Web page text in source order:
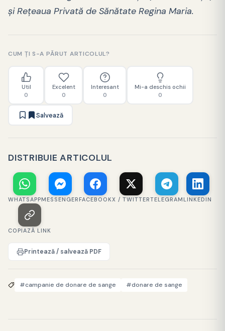
şi Reţeaua Privată de Sănătate Regina Maria.
CUM ȚI S-A PĂRUT ARTICOLUL?
Util
0
Excelent
0
Interesant
0
Mi-a deschis ochii
0
Salvează
DISTRIBUIE ARTICOLUL
WHATSAPPMESSENGERFACEBOOKX / TWITTERTELEGRAMLINKEDIN
COPIAZĂ LINK
Printează / salvează PDF
#campanie de donare de sange #donare de sange